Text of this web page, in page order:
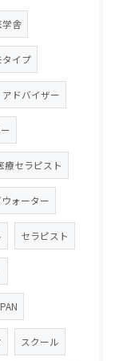
学舎
タイプ
アドバイザー
療セラピスト
ォーター
セラピスト
スクール